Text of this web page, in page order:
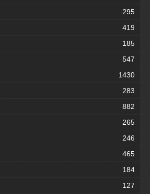
295
419
185
547
1430
283
882
265
246
465
184
127